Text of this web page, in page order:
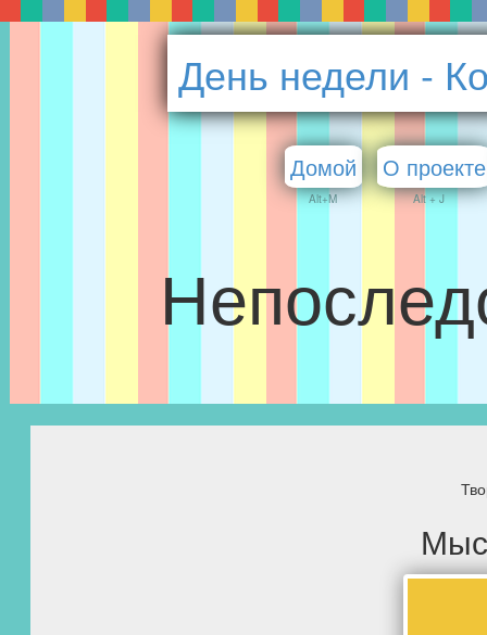
День недели -
Домой
Alt+M
О проекте
Alt + J